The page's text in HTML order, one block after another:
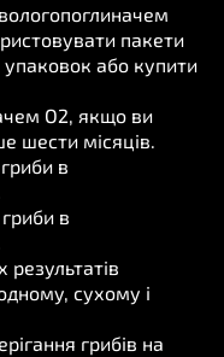
пакети
упаковок або купити
O2, якщо ви
шести місяців.
в
в
сухому і
грибів на